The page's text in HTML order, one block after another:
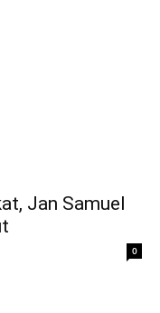
Jan Samuel
0